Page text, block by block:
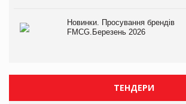
Новинки. Просування брендів
FMCG.Березень 2026
ТЕНДЕРИ